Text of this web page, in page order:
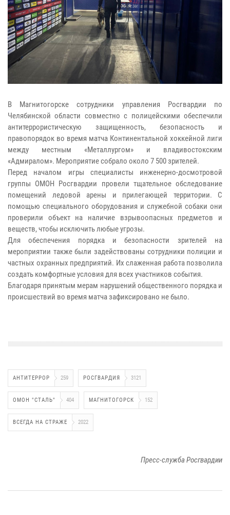
В Магнитогорске сотрудники управления Росгвардии по
Челябинской области совместно с полицейскими обеспечили
антитеррористическую защищенность, безопасность и
правопорядок во время матча Континентальной хоккейной лиги
между местным «Металлургом» и владивостокским
«Адмиралом». Мероприятие собрало около 7 500 зрителей.
Перед началом игры специалисты инженерно-досмотровой
группы ОМОН Росгвардии провели тщательное обследование
помещений ледовой арены и прилегающей территории. С
помощью специального оборудования и служебной собаки они
проверили объект на наличие взрывоопасных предметов и
веществ, чтобы исключить любые угрозы.
Для обеспечения порядка и безопасности зрителей на
мероприятии также были задействованы сотрудники полиции и
частных охранных предприятий. Их слаженная работа позволила
создать комфортные условия для всех участников события.
Благодаря принятым мерам нарушений общественного порядка и
происшествий во время матча зафиксировано не было.
АНТИТЕРРОР 259 РОСГВАРДИЯ 3121
ОМОН "СТАЛЬ" 404 МАГНИТОГОРСК 152
ВСЕГДА НА СТРАЖЕ 2022
Пресс-служба Росгвардии